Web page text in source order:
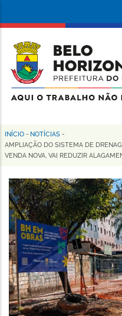
conteúdo
principal
da
Prefeitura
de
Horizonte
Trilha
de
navegação
INÍCIO - NOTÍCIAS -
AMPLIAÇÃO DO SISTEMA DE
VENDA NOVA, VAI REDUZIR